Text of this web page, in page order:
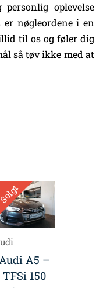
oplevelse
nøgleordene i en
til os og føler dig
så tøv ikke med at
Solgt
A5 –
TFSi 150